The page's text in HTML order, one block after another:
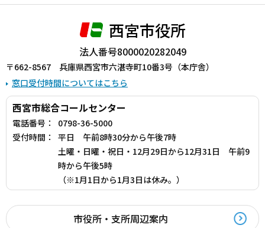
西宮市役所
法人番号8000020282049
〒662-8567 兵庫県西宮市六湛寺町10番3号（本庁舎）
窓口受付時間についてはこちら
西宮市総合コールセンター
電話番号：
0798-36-5000
受付時間：
平日 午前8時30分から午後7時
土曜・日曜・祝日・12月29日から12月31日 午前9
時から午後5時
（※1月1日から1月3日は休み。）
市役所・支所周辺案内